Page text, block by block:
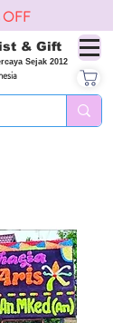
& Gift
Sejak 2012
OFF